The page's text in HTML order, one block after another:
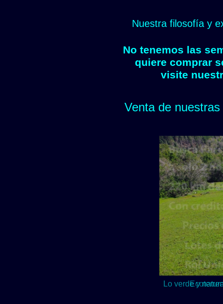
Nuestra filosofía y
No tenemos las
quiere comprar
visite
Venta de
Lo verde y